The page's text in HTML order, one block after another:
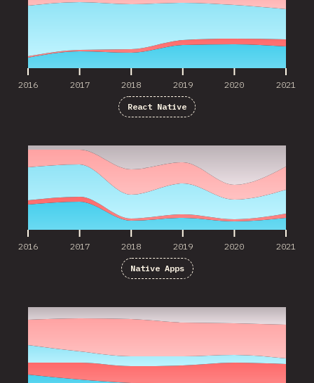
2016 2017 2018 2019 2020 2021
React Native
2016 2017 2018 2019 2020 2021
Native Apps